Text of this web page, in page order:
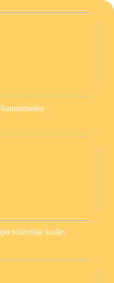
toteuttaa kodin